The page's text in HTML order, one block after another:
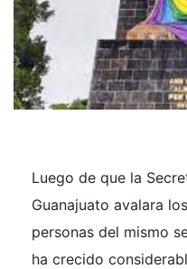
Luego de que la
Guanajuato avalara
personas del mismo
ha crecido